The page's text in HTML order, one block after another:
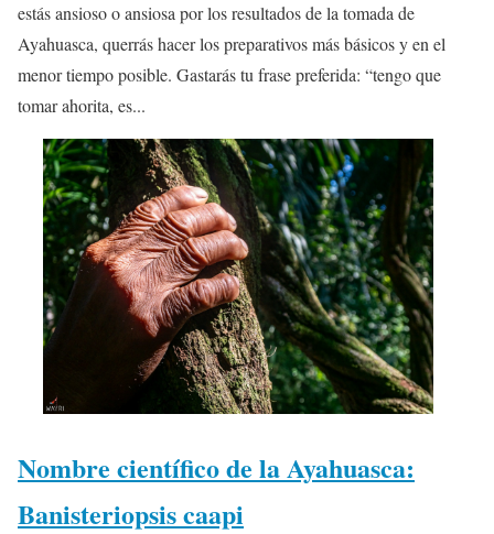
estás ansioso o ansiosa por los resultados de la tomada de
Ayahuasca, querrás hacer los preparativos más básicos y en el
menor tiempo posible. Gastarás tu frase preferida: “tengo que
tomar ahorita, es...
Nombre científico de la Ayahuasca:
Banisteriopsis caapi